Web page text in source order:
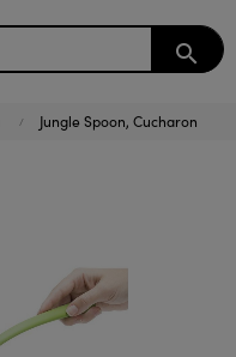
search
Jungle Spoon, Cucharon